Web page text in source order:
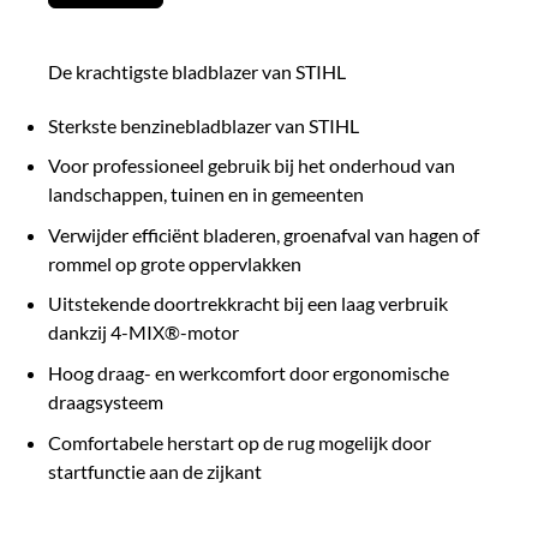
De krachtigste bladblazer van STIHL
Sterkste benzinebladblazer van STIHL
Voor professioneel gebruik bij het onderhoud van
landschappen, tuinen en in gemeenten
Verwijder efficiënt bladeren, groenafval van hagen of
rommel op grote oppervlakken
Uitstekende doortrekkracht bij een laag verbruik
dankzij 4-MIX®-motor
Hoog draag- en werkcomfort door ergonomische
draagsysteem
Comfortabele herstart op de rug mogelijk door
startfunctie aan de zijkant